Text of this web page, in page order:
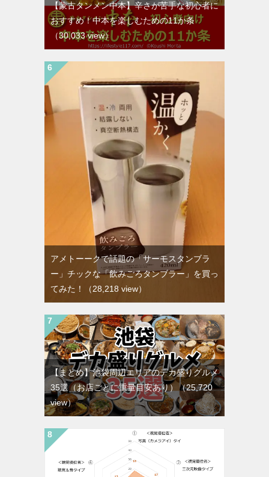
【蒙古タンメン中本】辛さが苦手な初心者に
おすすめ！中本を楽しむための11か条
（30,033 view）
アメトーークで話題の「サーモスタンブラ
ー」チックな「飲みごろタンブラー」を買っ
てみた！
（28,218 view）
【まとめ】池袋周辺エリアのデカ盛りグルメ
35選（お店ごとに重量目安あり）
（25,720
view）